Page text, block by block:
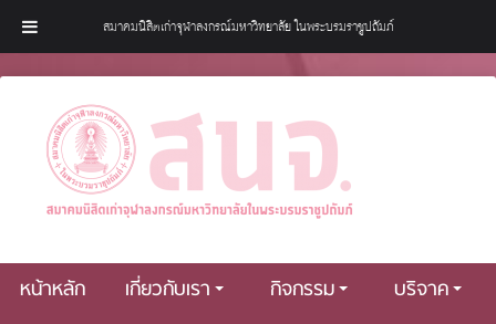
หน้าหลัก เกี่ยวกับเรา กิจกรรม
บริจาค
สมาคมนิสิตเก่าจุฬาลงกรณ์มหาวิทยาลัย ในพระบรมราชูปถัมภ์